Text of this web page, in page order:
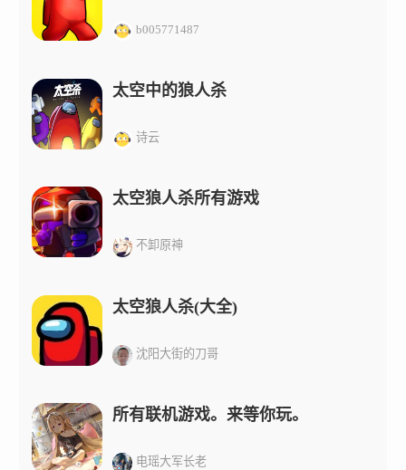
b005771487
太空中的狼人杀
诗云
太空狼人杀所有游戏
不卸原神
太空狼人杀(大全)
沈阳大街的刀哥
所有联机游戏。来等你玩。
电瑶大军长老